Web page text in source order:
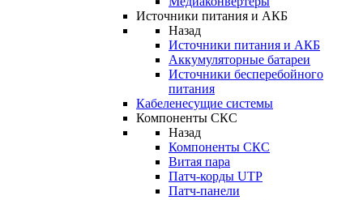
Источники питания и АКБ
Назад
Источники питания и АКБ
Аккумуляторные батареи
Источники бесперебойного
питания
Кабеленесущие системы
Компоненты СКС
Назад
Компоненты СКС
Витая пара
Патч-корды UTP
Патч-панели